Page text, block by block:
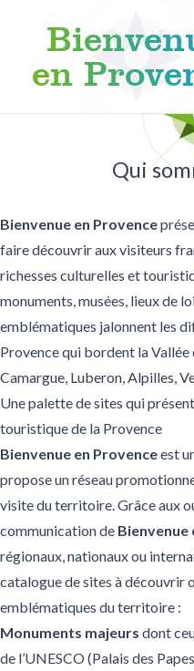
en
Qui
Bienvenue en Provence
faire découvrir aux visiteurs
richesses culturelles et
monuments, musées, lieux de
emblématiques jalonnent les
Provence qui bordent la Vallée
Camargue, Luberon, Alpilles,
Une palette de sites qui
touristique de la Provence
Bienvenue en Provenceest
propose un réseau
visite du territoire. Grâce aux
communication de Bienvenue
régionaux, nationaux ou
catalogue de sites à découvrir
emblématiques du territoire :
Monuments majeurs dont
de l’UNESCO (Palais des Papes